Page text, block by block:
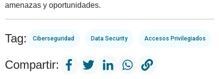
amenazas y oportunidades.
Tag: Ciberseguridad Data Security Accesos Privilegiados
Compartir: